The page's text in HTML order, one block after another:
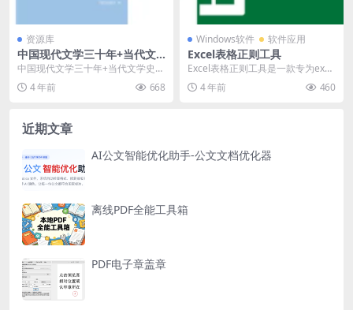
资源库
中国现代文学三十年+当代文
学史
中国现代文学三十年+当代文学史现
当代考研30万字超全笔记 阿里云盘
4 年前 668
Windows软件 软件应用
Excel表格正则工具
Excel表格正则工具是一款专为exce
l打造的工具，为Excel、WPS提高
了...4 年前 460
近期文章
AI公文智能优化助手-公文文档优化器
离线PDF全能工具箱
PDF电子章盖章